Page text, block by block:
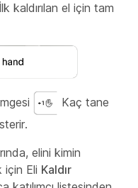
kaldırılan el için tam
Kaç tane
elini kimin
için Eli Kaldır